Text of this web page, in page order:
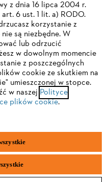
NIE JEST
nie obsługujemy. W
strony zalecamy
przeglądarek:
Chrome
z dnia 16 lipca 2004 r.
6 ust. 1 lit. a) RODO.
korzystanie z
są niezbędne. W
lub odrzucić
w dowolnym momencie
z poszczególnych
cookie ze skutkiem na
umieszczonej w stopce.
w naszej Polityce
plików cookie.